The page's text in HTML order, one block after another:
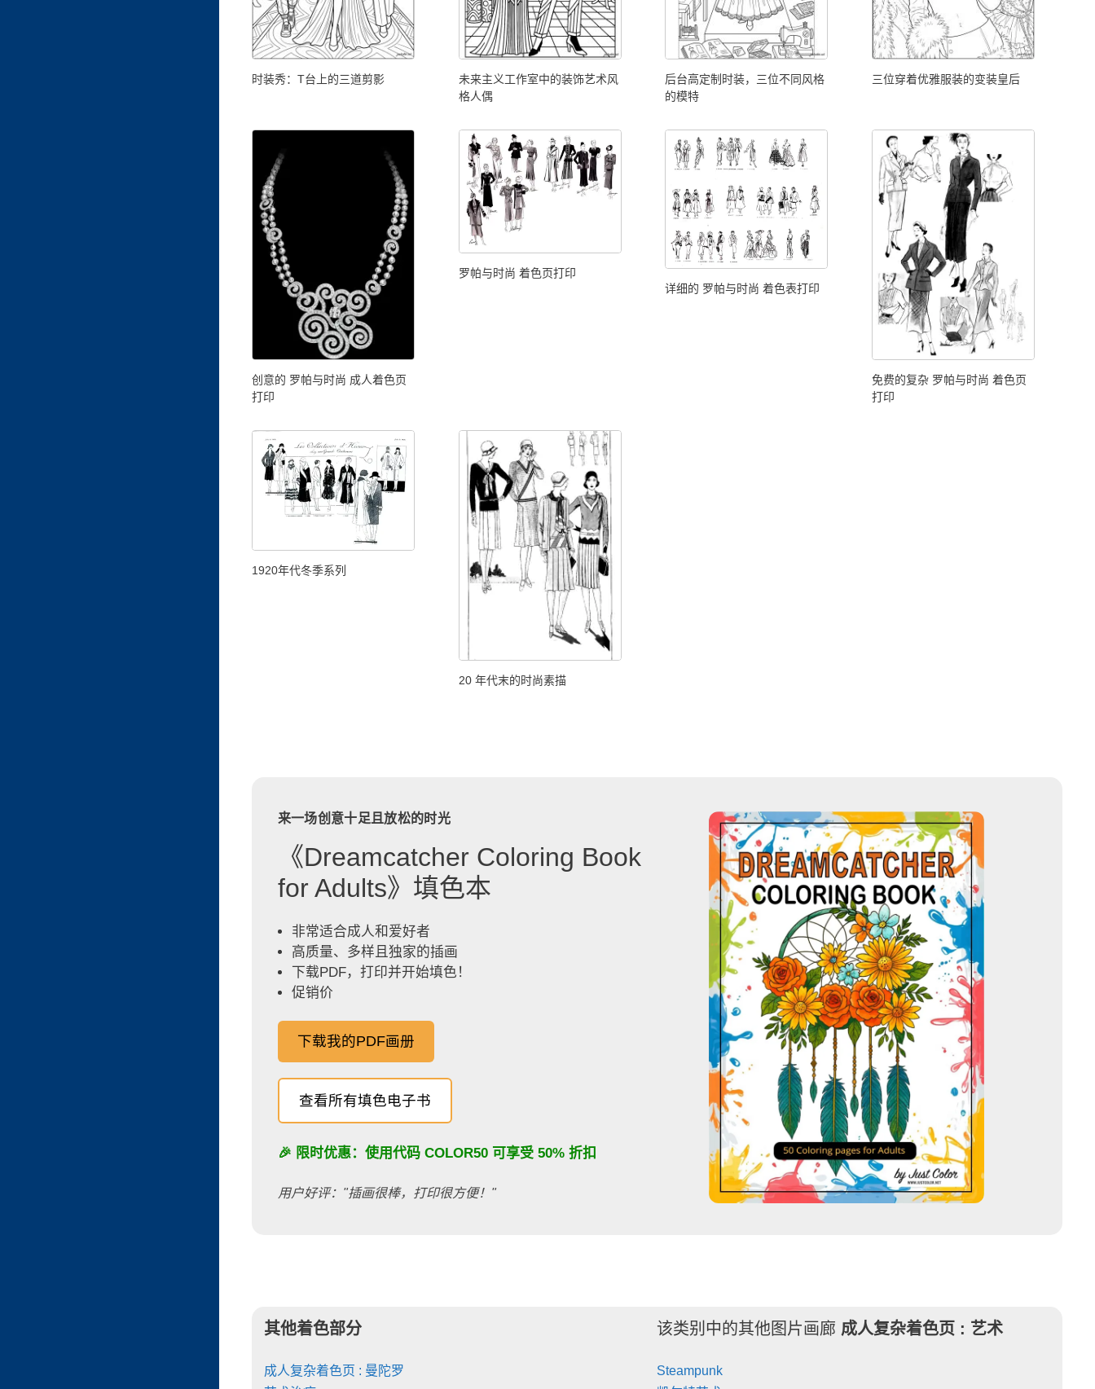
时装秀：T台上的三道剪影
未来主义工作室中的装饰艺术风
格人偶
后台高定制时装，三位不同风格
的模特
三位穿着优雅服装的变装皇后
创意的 罗帕与时尚 成人着色页
打印
罗帕与时尚 着色页打印
详细的 罗帕与时尚 着色表打印
免费的复杂 罗帕与时尚 着色页
打印
1920年代冬季系列
20 年代末的时尚素描
来一场创意十足且放松的时光
《Dreamcatcher Coloring Book
for Adults》填色本
非常适合成人和爱好者
高质量、多样且独家的插画
下载PDF，打印并开始填色！
促销价
下载我的PDF画册
查看所有填色电子书
🎉 限时优惠：使用代码 COLOR50可享受 50% 折扣
用户好评："插画很棒，打印很方便！"
其他着色部分
成人复杂着色页 : 曼陀罗
该类别中的其他图片画廊 成人复杂着色页 : 艺术
Steampunk